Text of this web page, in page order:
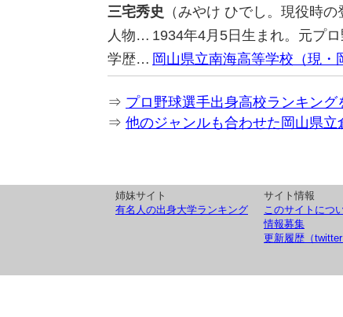
三宅秀史 （みやけ ひでし。現役時の
人物… 1934年4月5日生まれ。元プ
学歴… 岡山県立南海高等学校（現・
⇒ プロ野球選手出身高校ランキング
⇒ 他のジャンルも合わせた岡山県
姉妹サイト
有名人の出身大学ランキング
サイト情報
このサイトにつ
情報募集
更新履歴（twitter